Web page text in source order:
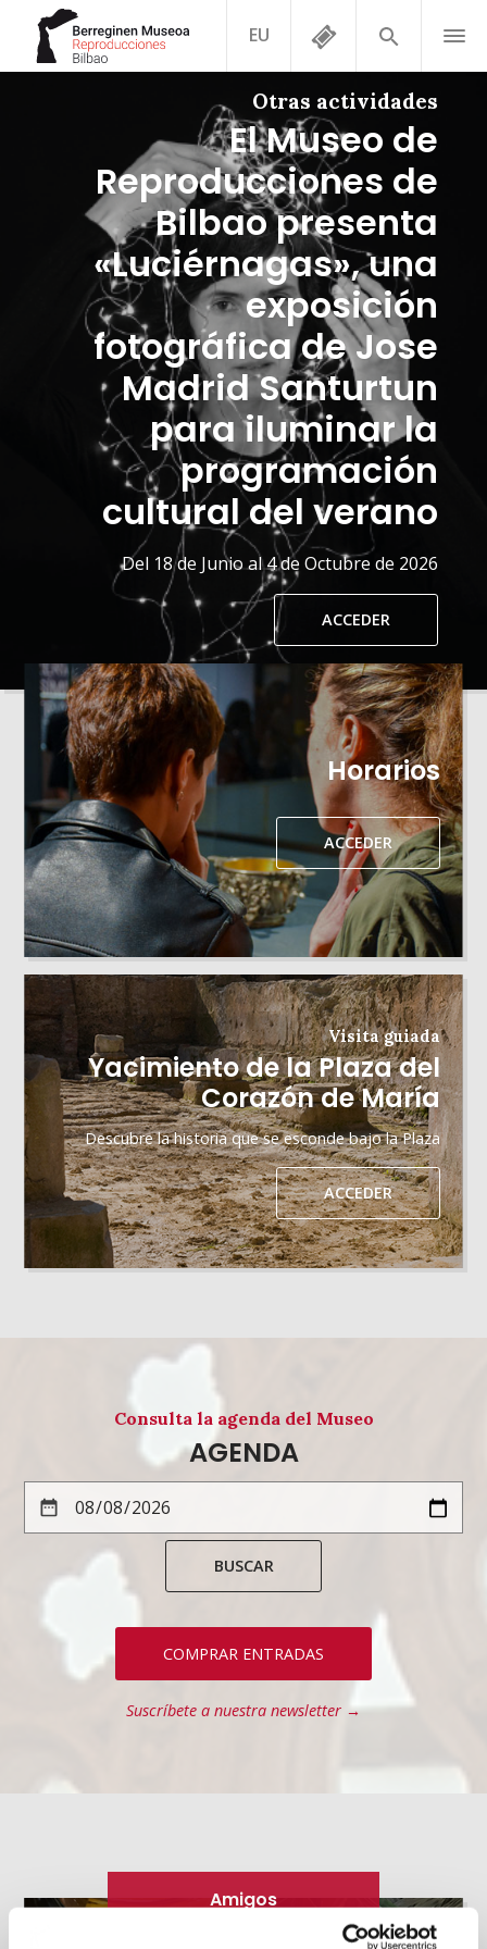
EU
El Museo de
Reproducciones de
Bilbao presenta
«Luciérnagas», una
exposición
fotográfica de Jose
Madrid Santurtun
para iluminar la
programación
cultural del verano
Otras actividades
Del 18 de Junio al 4 de Octubre de 2026
ACCEDER
Horarios
ACCEDER
Yacimiento de la Plaza del
Corazón de María
Visita guiada
Descubre la historia que se esconde bajo la Plaza
ACCEDER
Consulta la agenda del Museo
AGENDA
BUSCAR
COMPRAR ENTRADAS
Suscríbete a nuestra newsletter →
Amigos